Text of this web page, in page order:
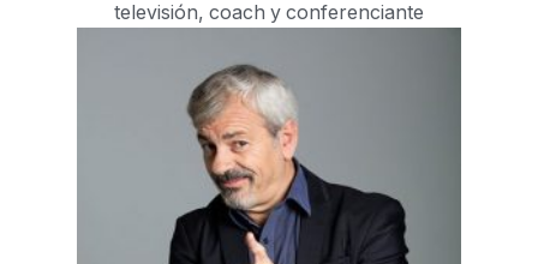
televisión, coach y conferenciante